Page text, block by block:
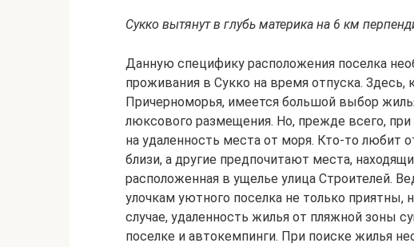
Сукко вытянут в глубь материка на 6 км
Данную специфику расположения поселка
проживания в Сукко на время отпуска.
Причерноморья, имеется большой выбор
люксового размещения. Но, прежде всего,
на удаленность места от моря. Кто-то любит
близи, а другие предпочитают места,
расположенная в ущелье улица Строителей.
улочкам уютного поселка не только приятны,
случае, удаленность жилья от пляжной зоны
поселке и автокемпинги. При поиске жилья